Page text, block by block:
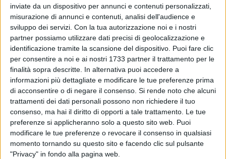
inviate da un dispositivo per annunci e contenuti personalizzati,
misurazione di annunci e contenuti, analisi dell'audience e
sviluppo dei servizi. Con la tua autorizzazione noi e i nostri
partner possiamo utilizzare dati precisi di geolocalizzazione e
identificazione tramite la scansione del dispositivo. Puoi fare clic
per consentire a noi e ai nostri 1733 partner il trattamento per le
finalità sopra descritte. In alternativa puoi accedere a
informazioni più dettagliate e modificare le tue preferenze prima
di acconsentire o di negare il consenso. Si rende noto che alcuni
trattamenti dei dati personali possono non richiedere il tuo
consenso, ma hai il diritto di opporti a tale trattamento. Le tue
preferenze si applicheranno solo a questo sito web. Puoi
modificare le tue preferenze o revocare il consenso in qualsiasi
momento tornando su questo sito e facendo clic sul pulsante
"Privacy" in fondo alla pagina web.
La scomparsa di un bambino
19 GIUGNO 2014
San Magno e il quartiere Stadio
13 GIUGNO 2014
Il mare della mia città